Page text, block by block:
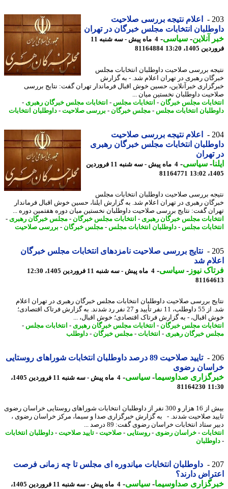
اعلام نتیجه بررسی صلاحیت
انتخابات مجلس خبرگان در تهران
آنلاین-سیاسی-
4 ماه پیش - سه شنبه 11
1405، 13:20
81164884
بررسی صلاحیت داوطلبان انتخابات مجلس
رهبری در تهران اعلام شد. - به گزارش
خبرآنلاین، حسین خوش اقبال فرماندار تهران گفت: نتایج بررسی
داوطلبان نخستین میان ...
مجلس خبرگان -انتخابات مجلس-انتخابات مجلس خبرگان رهبری-
انتخابات مجلس-مجلس خبرگان -بررسی صلاحیت-داوطلبان انتخابات
اعلام نتیجه بررسی صلاحیت
انتخابات مجلس خبرگان رهبری
-سیاسی-
4 ماه پیش - سه شنبه 11 فروردین
81164771
بررسی صلاحیت داوطلبان انتخابات مجلس
رهبری در تهران اعلام شد. به گزارش ایلنا، حسین خوش اقبال فرماندار
گفت: نتایج بررسی صلاحیت داوطلبان نخستین میان دوره هفتمین دوره ...
مجلس خبرگان رهبری- انتخابات مجلس خبرگان -مجلس خبرگان رهبری-
مجلس-داوطلبان انتخابات مجلس-مجلس خبرگان -بررسی صلاحیت
نتایج بررسی صلاحیت نامزدهای انتخابات مجلس خبرگان
شد
نیوز-سیاسی-4 ماه پیش - سه شنبه 11 فروردین 1405، 12:30
بررسی صلاحیت داوطلبان انتخابات مجلس خبرگان رهبری در تهران اعلام
شد. از 55 داوطلب، 11 نفر تأیید و 27 نفر رد شدند. به گزارش فرتاک اقتصادی؛
اقبال، - به گزارش فرتاک اقتصادی؛ خوش اقبال، ...
مجلس خبرگان -انتخابات مجلس خبرگان رهبری- انتخابات مجلس-
خبرگان رهبری- انتخابات-مجلس خبرگان -داوطلب
تایید صلاحیت 89 درصد داوطلبان انتخابات شوراهای روستایی
رضوی
صداوسیما-سیاسی-
4 ماه پیش - سه شنبه 11 فروردین 1405،
81164230
بیش از 16 هزار و 300 نفر از داوطلبان انتخابات شوراهای روستایی خراسان رضوی
صلاحیت شدند. - به گزارش خبرگزاری صدا و سیما، مرکز خراسان رضوی ،
ستاد انتخابات خراسان رضوی گفت: 89 درصد ...
-خراسان رضوی-روستایی-صلاحیت-تایید صلاحیت-داوطلبان انتخابات
داوطلبان انتخابات میاندوره ای مجلس تا چه زمانی فرصت
دارند؟
صداوسیما-سیاسی-
4 ماه پیش - سه شنبه 11 فروردین 1405،